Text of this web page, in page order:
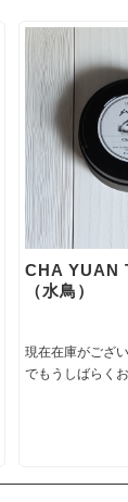
CHA YUAN
（水鳥）
現在在庫がござ
でもうしばらく